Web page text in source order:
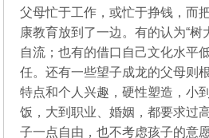
父母忙于工作，或忙于挣钱，而
康教育放到了一边。有的认为“树
自流；也有的借口自己文化水平
任。还有一些望子成龙的父母则
特点和个人兴趣，硬性塑造，小
饭，大到职业、婚姻，都要求过
子一点自由，也不考虑孩子的意